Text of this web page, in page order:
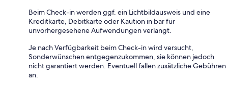
Beim Check-in werden ggf. ein Lichtbildausweis und eine
Kreditkarte, Debitkarte oder Kaution in bar für
unvorhergesehene Aufwendungen verlangt.
Je nach Verfügbarkeit beim Check-in wird versucht,
Sonderwünschen entgegenzukommen, sie können jedoch
nicht garantiert werden. Eventuell fallen zusätzliche Gebühren
an.